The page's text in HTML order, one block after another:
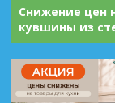
Снижение цен
кувшины из